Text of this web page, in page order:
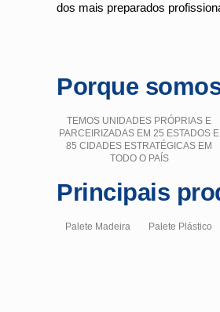
dos mais preparados
Porque
TEMOS UNIDADES PRÓPRIAS E
PARCEIRIZADAS EM 25 ESTADOS E
85 CIDADES ESTRATÉGICAS EM
TODO O PAÍS
Principais
Palete Madeira Palete Plástico